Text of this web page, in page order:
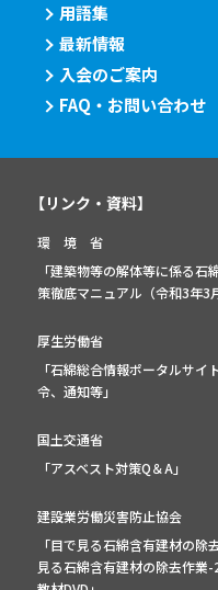
用語集
最新情報
入会のご案内
FAQ・お問い合わせ
【リンク・資料】
環 境 省
「建築物等の解体等に係る
策徹底マニュアル（令和3年3
厚生労働省
「石綿総合情報ポータルサイト
令、通知等」
国土交通省
「アスベスト対策Q＆A」
建設業労働災害防止協会
「目で見る石綿含有建材の
見る石綿含有建材の除去作